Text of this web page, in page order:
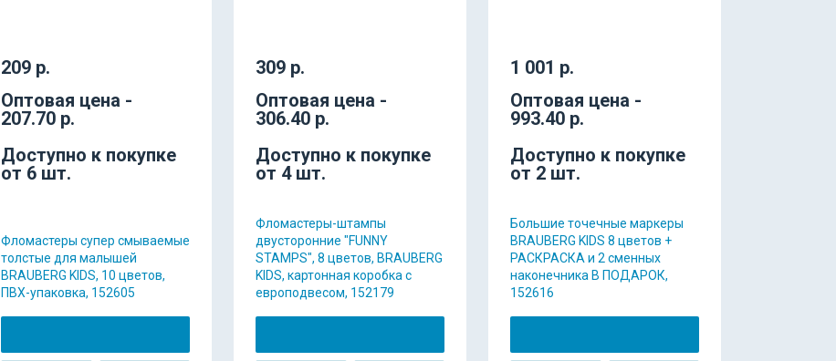
209 р.
Оптовая цена -
207.70 р.
Доступно к покупке
от 6 шт.
Фломастеры супер смываемые
толстые для малышей
BRAUBERG KIDS, 10 цветов,
ПВХ-упаковка, 152605
309 р.
Оптовая цена -
306.40 р.
Доступно к покупке
от 4 шт.
Фломастеры-штампы
двусторонние "FUNNY
STAMPS", 8 цветов, BRAUBERG
KIDS, картонная коробка с
европодвесом, 152179
1 001 р.
Оптовая цена -
993.40 р.
Доступно к покупке
от 2 шт.
Большие точечные маркеры
BRAUBERG KIDS 8 цветов +
РАСКРАСКА и 2 сменных
наконечника В ПОДАРОК,
152616